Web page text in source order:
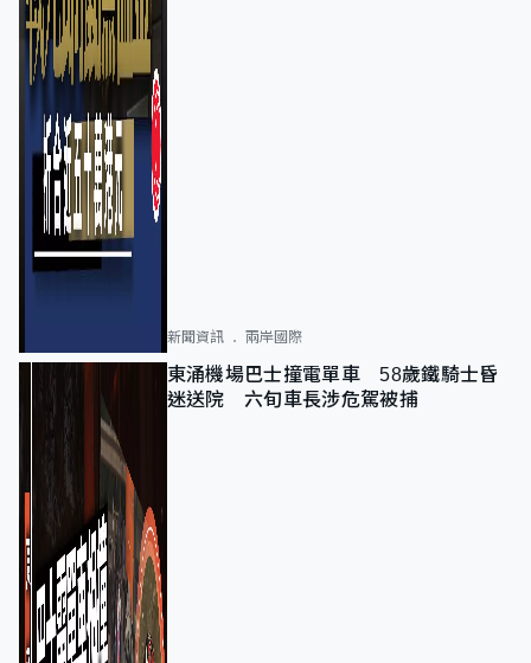
新聞資訊 兩岸國際
東涌機場巴士撞電單車 58歲鐵騎士昏
迷送院 六旬車長涉危駕被捕